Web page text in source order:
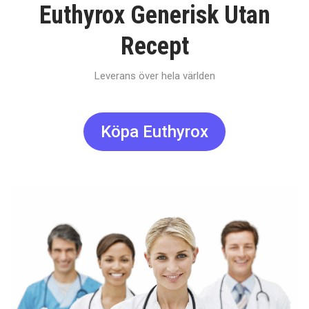
Euthyrox Generisk Utan
Recept
Leverans över hela världen
Köpa Euthyrox